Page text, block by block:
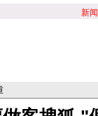
新闻